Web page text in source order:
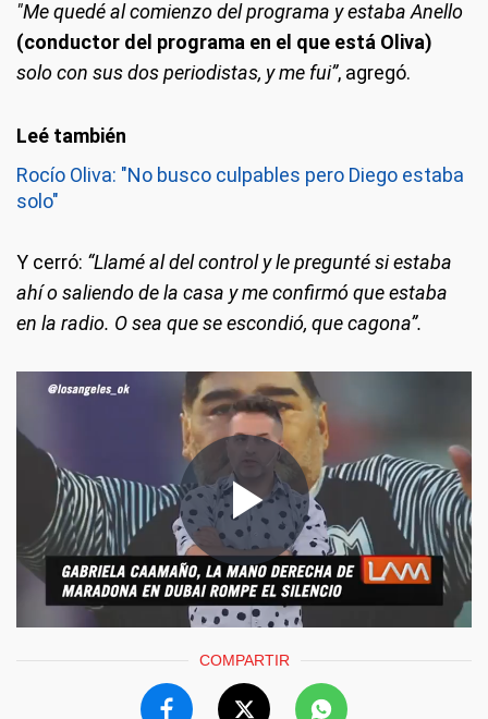
"Me quedé al comienzo del programa y estaba Anello
(conductor del programa en el que está Oliva)
solo con sus dos periodistas, y me fui”, agregó.
Rocío Oliva: "No busco culpables pero Diego estaba
solo"
Y cerró: “Llamé al del control y le pregunté si estaba
ahí o saliendo de la casa y me confirmó que estaba
en la radio. O sea que se escondió, que cagona”.
COMPARTIR